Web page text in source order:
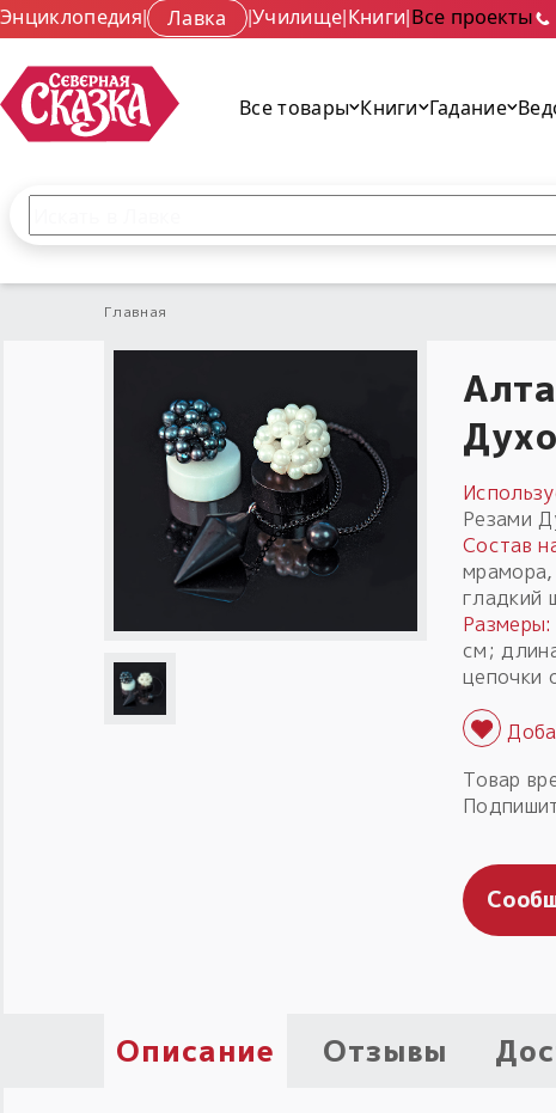
Энциклопедия| Лавка |Училище|Книги|Все проекты
Все товары Книги Гадание
Главная
Резами
Состав
гладкий
Размеры:
см;
цепочки
Товар
Описание Отзывы